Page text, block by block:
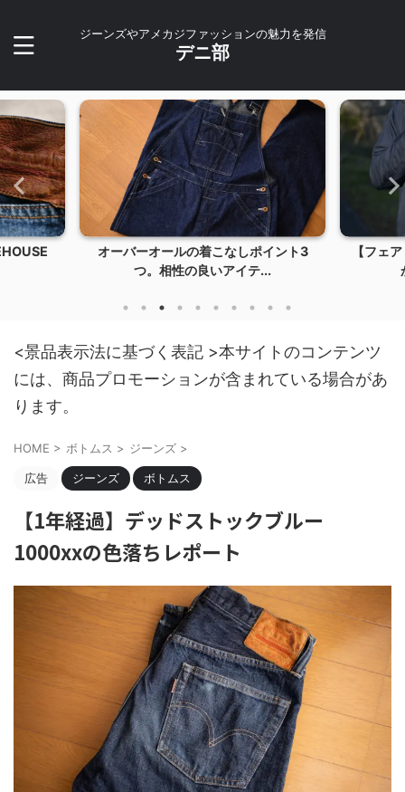
ジーンズやアメカジファッションの魅力を発信
デニ部
ント3
【フェアリーノヴァ2】薄くて軽くて暖
かい！冬のアウター...
【2022
<景品表示法に基づく表記 >本サイトのコンテンツ
には、商品プロモーションが含まれている場合があ
ります。
HOME > ボトムス > ジーンズ >
広告 ジーンズ ボトムス
【1年経過】デッドストックブルー
1000xxの色落ちレポート